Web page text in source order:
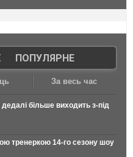
| ПОПУЛЯРНЕ
За весь час
більше виходить з-під
тренеркою 14-го сезону шоу